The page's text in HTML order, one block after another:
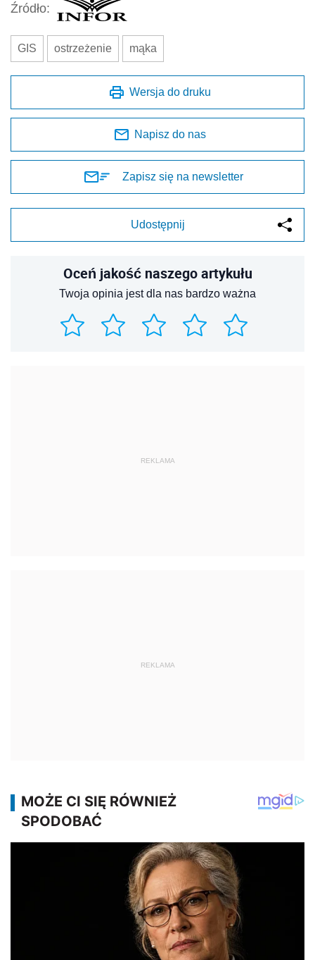
Źródło:
GIS ostrzeżenie mąka
Wersja do druku
Napisz do nas
Zapisz się na newsletter
Udostępnij
Oceń jakość naszego artykułu
Twoja opinia jest dla nas bardzo ważna
REKLAMA
REKLAMA